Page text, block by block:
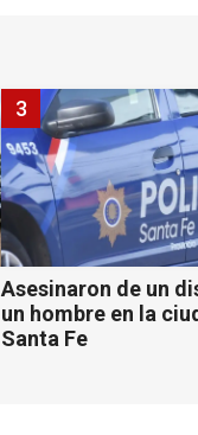
Asesinaron de un
un hombre en la
Santa Fe
3